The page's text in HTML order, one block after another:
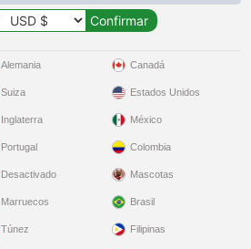
Alemania
Suiza
Inglaterra
Portugal
Desactivado
Canadá
Estados Unidos
México
Colombia
Mascotas
Marruecos
Túnez
Brasil
Filipinas